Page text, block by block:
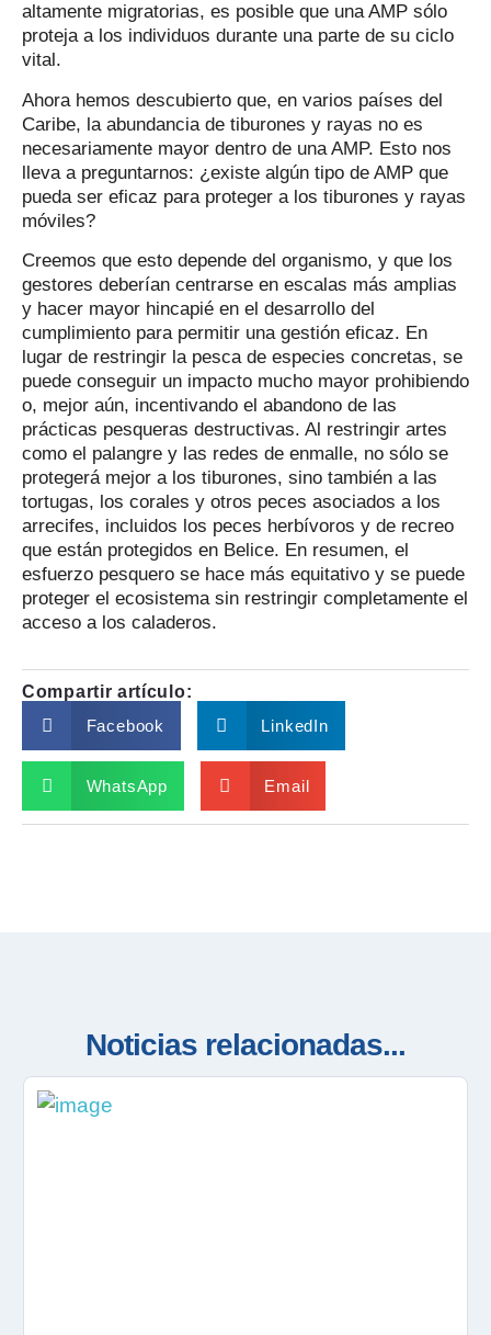
altamente migratorias, es posible que una AMP sólo
proteja a los individuos durante una parte de su ciclo
vital.
Ahora hemos descubierto que, en varios países del
Caribe, la abundancia de tiburones y rayas no es
necesariamente mayor dentro de una AMP. Esto nos
lleva a preguntarnos: ¿existe algún tipo de AMP que
pueda ser eficaz para proteger a los tiburones y rayas
móviles?
Creemos que esto depende del organismo, y que los
gestores deberían centrarse en escalas más amplias
y hacer mayor hincapié en el desarrollo del
cumplimiento para permitir una gestión eficaz. En
lugar de restringir la pesca de especies concretas, se
puede conseguir un impacto mucho mayor prohibiendo
o, mejor aún, incentivando el abandono de las
prácticas pesqueras destructivas. Al restringir artes
como el palangre y las redes de enmalle, no sólo se
protegerá mejor a los tiburones, sino también a las
tortugas, los corales y otros peces asociados a los
arrecifes, incluidos los peces herbívoros y de recreo
que están protegidos en Belice. En resumen, el
esfuerzo pesquero se hace más equitativo y se puede
proteger el ecosistema sin restringir completamente el
acceso a los caladeros.
Compartir artículo:
Facebook
LinkedIn
WhatsApp Email
Noticias relacionadas...